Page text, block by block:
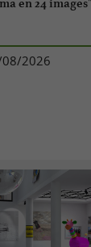
en 24 images"
2026